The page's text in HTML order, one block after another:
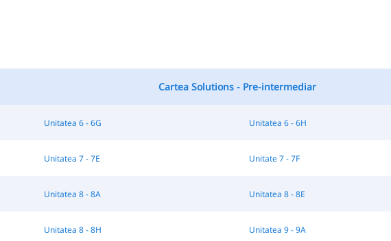
Cartea Solutions - Pre-intermediar
Unitatea 6 - 6G Unitatea 6 - 6H
Unitatea 7 - 7E Unitate 7 - 7F
Unitatea 8 - 8A Unitatea 8 - 8E
Unitatea 8 - 8H Unitatea 9 - 9A